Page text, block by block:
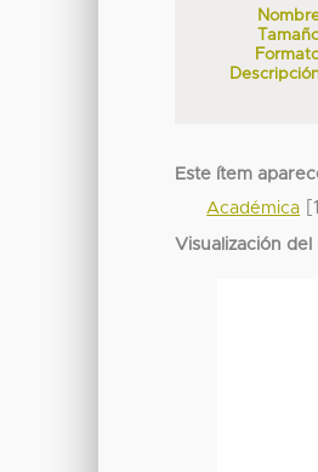
Este ítem
Académica
Visualización